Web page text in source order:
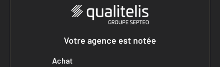
Votre agence est notée
Achat